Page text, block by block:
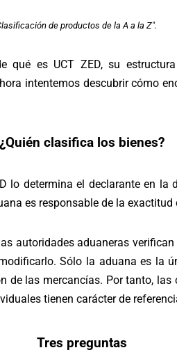
de productos de la A a la Z".
qué es UCT ZED, su
intentemos descubrir cómo
¿Quién clasifica los bienes?
lo determina el declarante en la
es responsable de la
autoridades aduaneras
Sólo la aduana es la
de las mercancías. Por tanto,
tienen carácter de
Tres preguntas